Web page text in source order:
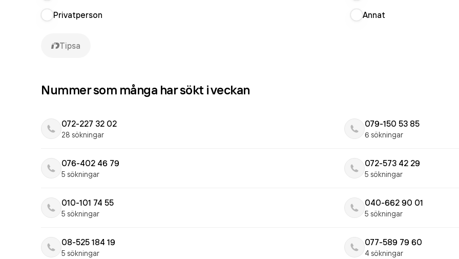
Privatperson
Annat
Tipsa
Nummer som många har sökt i veckan
072-227 32 02
28 sökningar
079-150 53 85
6 sökningar
076-402 46 79
5 sökningar
072-573 42 29
5 sökningar
010-101 74 55
5 sökningar
040-662 90 01
5 sökningar
08-525 184 19
5 sökningar
077-589 79 60
4 sökningar